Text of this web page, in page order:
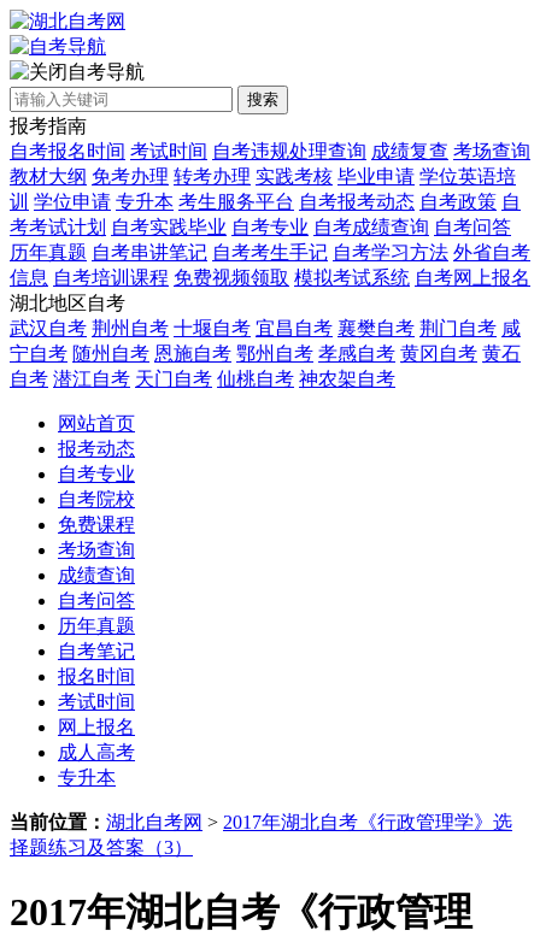
自考导航
搜索
报考指南
自考报名时间 考试时间 自考违规处理查询 成绩复查 考场查询
教材大纲 免考办理 转考办理 实践考核 毕业申请 学位英语培
训 学位申请 专升本 考生服务平台 自考报考动态 自考政策 自
考考试计划 自考实践毕业 自考专业 自考成绩查询 自考问答
历年真题 自考串讲笔记 自考考生手记 自考学习方法 外省自考
信息 自考培训课程 免费视频领取 模拟考试系统 自考网上报名
湖北地区自考
武汉自考 荆州自考 十堰自考 宜昌自考 襄樊自考 荆门自考 咸
宁自考 随州自考 恩施自考 鄂州自考 孝感自考 黄冈自考 黄石
自考 潜江自考 天门自考 仙桃自考 神农架自考
网站首页
报考动态
自考专业
自考院校
免费课程
考场查询
成绩查询
自考问答
历年真题
自考笔记
报名时间
考试时间
网上报名
成人高考
专升本
当前位置： 湖北自考网 > 2017年湖北自考《行政管理学》选
择题练习及答案（3）
2017年湖北自考《行政管理